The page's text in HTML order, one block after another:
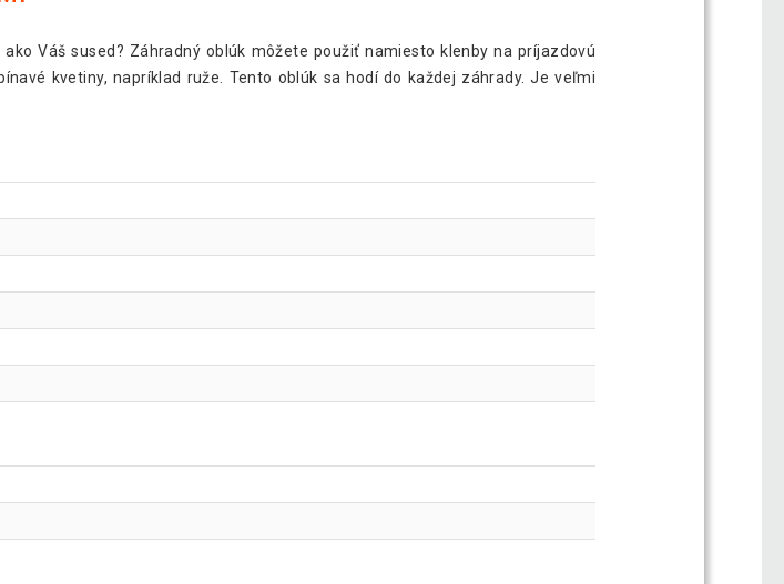
Váš sused? Záhradný oblúk môžete použiť namiesto klenby na príjazdovú
kvetiny, napríklad ruže. Tento oblúk sa hodí do každej záhrady. Je veľmi